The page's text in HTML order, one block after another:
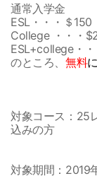
通常入学金
ESL・・・＄150
College ・・・
ESL+college・
のところ、 無料
対象コース：25
込みの方
対象期間：2019